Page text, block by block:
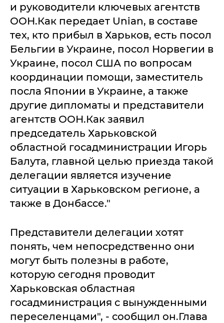
и руководители ключевых агентств
ООН.Как передает Unian, в составе
тех, кто прибыл в Харьков, есть посол
Бельгии в Украине, посол Норвегии в
Украине, посол США по вопросам
координации помощи, заместитель
посла Японии в Украине, а также
другие дипломаты и представители
агентств ООН.Как заявил
председатель Харьковской
областной госадминистрации Игорь
Балута, главной целью приезда такой
делегации является изучение
ситуации в Харьковском регионе, а
также в Донбассе."
Представители делегации хотят
понять, чем непосредственно они
могут быть полезны в работе,
которую сегодня проводит
Харьковская областная
госадминистрация с вынужденными
переселенцами", - сообщил он.Глава